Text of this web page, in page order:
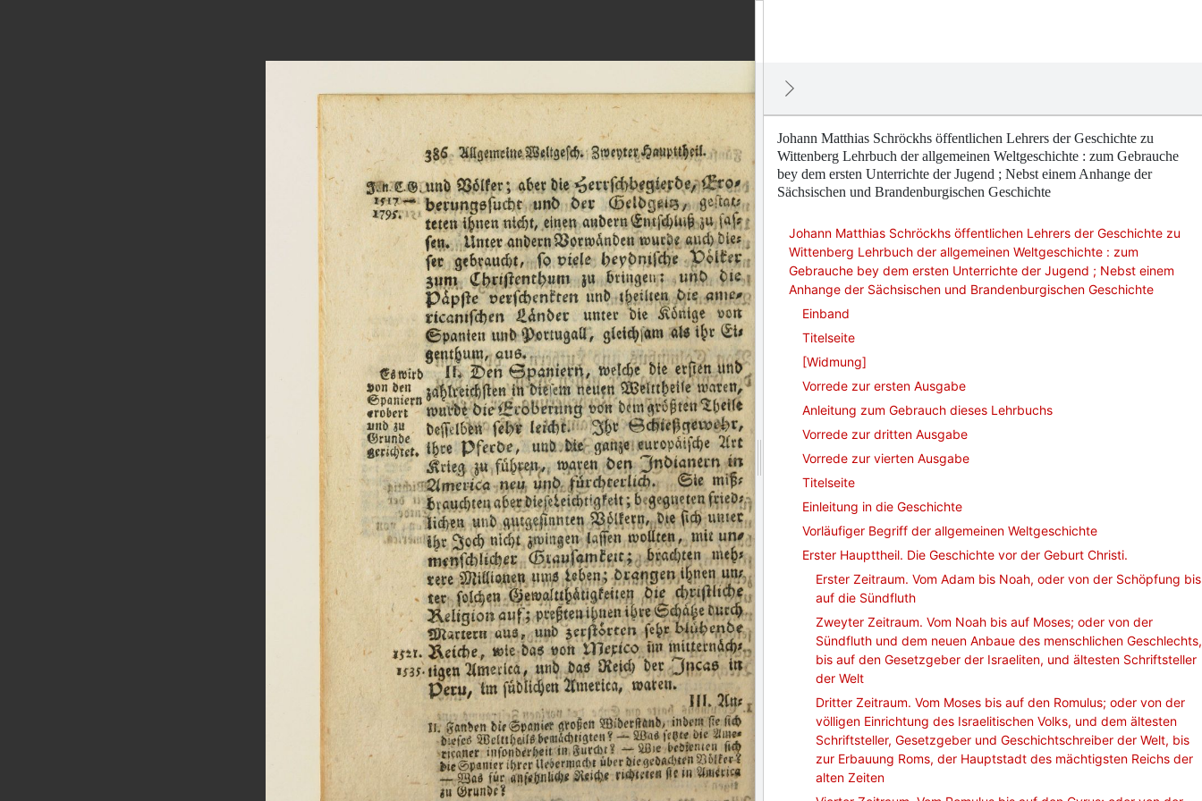
Johann Matthias Schröckhs öffentlichen Lehrers der Geschichte zu
Wittenberg Lehrbuch der allgemeinen Weltgeschichte : zum Gebrauche
bey dem ersten Unterrichte der Jugend ; Nebst einem Anhange der
Sächsischen und Brandenburgischen Geschichte
Johann Matthias Schröckhs öffentlichen Lehrers der Geschichte zu
Wittenberg Lehrbuch der allgemeinen Weltgeschichte : zum
Gebrauche bey dem ersten Unterrichte der Jugend ; Nebst einem
Anhange der Sächsischen und Brandenburgischen Geschichte
Einband
Titelseite
[Widmung]
Vorrede zur ersten Ausgabe
Anleitung zum Gebrauch dieses Lehrbuchs
Vorrede zur dritten Ausgabe
Vorrede zur vierten Ausgabe
Titelseite
Einleitung in die Geschichte
Vorläufiger Begriff der allgemeinen Weltgeschichte
Erster Haupttheil. Die Geschichte vor der Geburt Christi.
Erster Zeitraum. Vom Adam bis Noah, oder von der Schöpfung bis
auf die Sündfluth
Zweyter Zeitraum. Vom Noah bis auf Moses; oder von der
Sündfluth und dem neuen Anbaue des menschlichen Geschlechts,
bis auf den Gesetzgeber der Israeliten, und ältesten Schriftsteller
der Welt
Dritter Zeitraum. Vom Moses bis auf den Romulus; oder von der
völligen Einrichtung des Israelitischen Volks, und dem ältesten
Schriftsteller, Gesetzgeber und Geschichtschreiber der Welt, bis
zur Erbauung Roms, der Hauptstadt des mächtigsten Reichs der
alten Zeiten